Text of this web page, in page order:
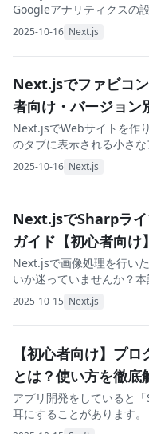
Googleアナリティクスの
本記事では、Next.js公式
ら、詳細なカスタマイズが
2025-10-16 Next.js
Next.jsでファビコ
者向け・バージョン
Next.jsでWebサイトを作
のタブに表示される小さ
ていませんか？本記事で
コンの設定方法を、初心者
2025-10-16 Next.js
Next.jsでSharpライ
ガイド【初心者向け】
Next.jsで画像処理を行い
いか迷っていませんか？
イブラリについて、初心
Sharpライブラリとは？ Sha
2025-10-15 Next.js
【初心者向け】プ
とは？使い方を徹底
アプリ開発をしていると
耳にすることがあります
の？」と疑問に思ってい